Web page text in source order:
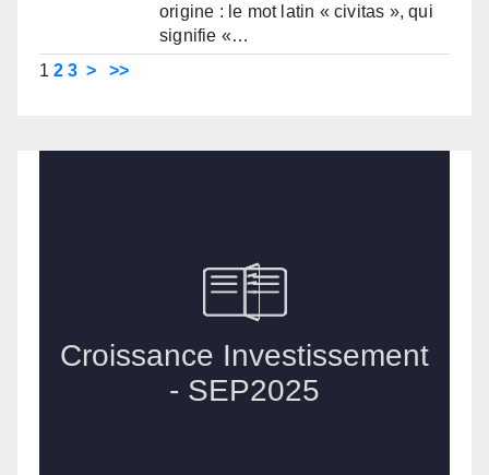
origine : le mot latin « civitas », qui
signifie «…
1 2 3 > >>